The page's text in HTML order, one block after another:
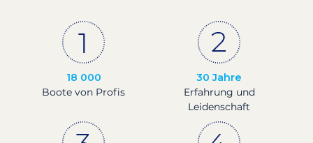
18 000
Boote von Profis
30 Jahre
Erfahrung und
Leidenschaft